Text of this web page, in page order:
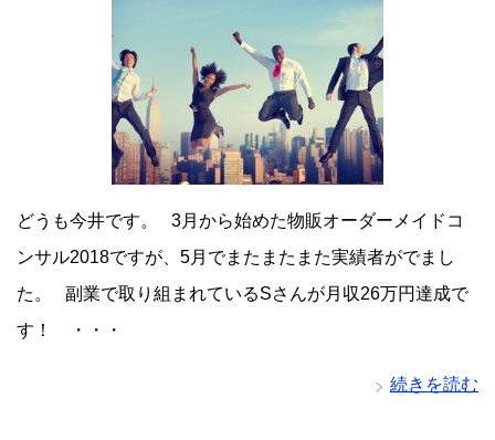
どうも今井です。 3月から始めた物販オーダーメイドコ
ンサル2018ですが、5月でまたまたまた実績者がでまし
た。 副業で取り組まれているSさんが月収26万円達成で
す！ ・・・
続きを読む